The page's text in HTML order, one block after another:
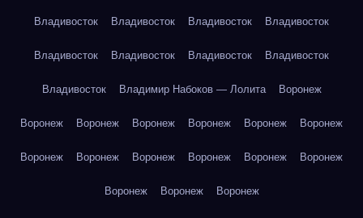
Владивосток Владивосток Владивосток Владивосток
Владивосток Владивосток Владивосток Владивосток
Владивосток Владимир Набоков — Лолита Воронеж
Воронеж Воронеж Воронеж Воронеж Воронеж Воронеж
Воронеж Воронеж Воронеж Воронеж Воронеж Воронеж
Воронеж Воронеж Воронеж